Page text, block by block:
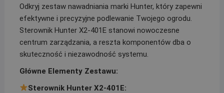
Odkryj zestaw nawadniania marki Hunter, który zapewni
efektywne i precyzyjne podlewanie Twojego ogrodu.
Sterownik Hunter X2-401E stanowi nowoczesne
centrum zarządzania, a reszta komponentów dba o
skuteczność i niezawodność systemu.
Główne Elementy Zestawu:
Sterownik Hunter X2-401E: